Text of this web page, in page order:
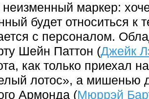
неизменный маркер:
будет относиться к
с персоналом.
Шейн Паттон (Джейк
как только приехал
лотос», а мишенью
Армонда (Мюррэй